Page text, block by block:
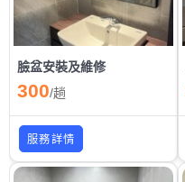
臉盆安裝及維修
300/趟
服務詳情